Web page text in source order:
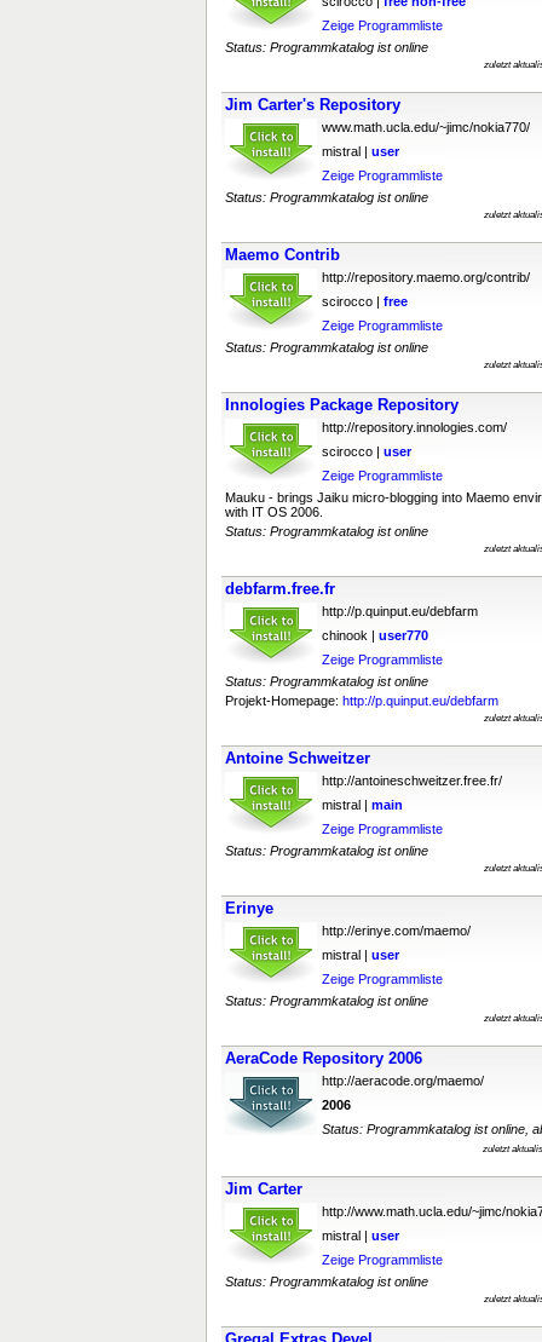
Zeige Programmliste
Status: Programmkatalog ist online
zuletzt
Jim Carter's Repository
www.math.ucla.edu/~jimc/nokia770/
mistral | user
Zeige Programmliste
Status: Programmkatalog ist online
zuletzt
Maemo Contrib
http://repository.maemo.org/contrib/
scirocco | free
Zeige Programmliste
Status: Programmkatalog ist online
zuletzt
Innologies Package Repository
http://repository.innologies.com/
scirocco | user
Zeige Programmliste
Mauku - brings Jaiku micro-blogging into Maemo
with IT OS 2006.
Status: Programmkatalog ist online
zuletzt
debfarm.free.fr
http://p.quinput.eu/debfarm
chinook | user770
Zeige Programmliste
Status: Programmkatalog ist online
Projekt-Homepage: http://p.quinput.eu/debfarm
zuletzt
Antoine Schweitzer
http://antoineschweitzer.free.fr/
mistral | main
Zeige Programmliste
Status: Programmkatalog ist online
zuletzt
Erinye
http://erinye.com/maemo/
mistral | user
Zeige Programmliste
Status: Programmkatalog ist online
zuletzt
AeraCode Repository 2006
http://aeracode.org/maemo/
2006
Status: Programmkatalog ist online,
zuletzt
Jim Carter
http://www.math.ucla.edu/~jimc/
mistral | user
Zeige Programmliste
Status: Programmkatalog ist online
zuletzt